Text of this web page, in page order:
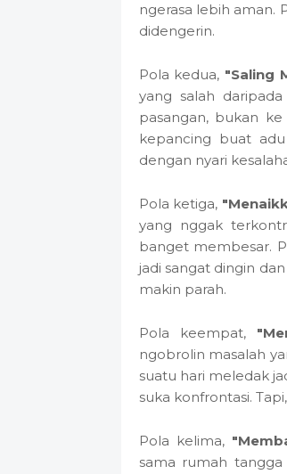
ngerasa lebih aman.
didengerin.
Pola kedua, "Saling
yang salah
pasangan, bukan
kepancing buat
dengan nyari
Pola ketiga,
yang nggak
banget membesar.
jadi sangat dingin
makin parah.
Pola keempat,
ngobrolin masalah
suatu hari meledak
suka konfrontasi.
Pola kelima,
sama rumah